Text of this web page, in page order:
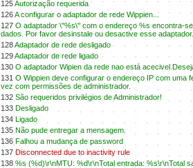
125Autorização requerida
126A configurar o adaptador de rede Wippien...
127O adaptador \"%s\" com o endereço %s encontra-
dados. Por favor desinstale ou desactive esse adaptador.
128Adaptador de rede desligado
129Adaptador de rede ligado
130O adaptador Wipien da rede nao está
131O Wippien deve configurar o endereço IP com uma
vez com permissões de administrador.
132 São requeridos privilégios de Administrador!
133 Desligado
134 Ligado
135 Não pude entregar a mensagem.
136 Falhou a mudança de password
137 Disconnected due to inactivity rule
138 %s (%d)\r\nMTU: %d\r\nTotal entrada: %s\r\nTotal